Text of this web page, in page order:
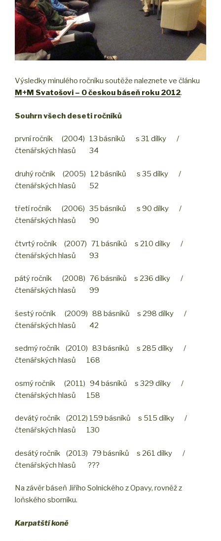
Výsledky minulého ročníku soutěže naleznete ve článku
M+M Svatošovi – O českou báseň roku 2012.
Souhrn všech deseti ročníků
první ročník (2004) 13 básníků s 31 dílky /
čtenářských hlasů 34
druhý ročník (2005) 12 básníků s 35 dílky /
čtenářských hlasů 52
třetí ročník (2006) 35 básníků s 90 dílky /
čtenářských hlasů 90
čtvrtý ročník (2007) 71 básníků s 210 dílky /
čtenářských hlasů 93
pátý ročník (2008) 76 básníků s 236 dílky /
čtenářských hlasů 99
šestý ročník (2009) 88 básníků s 298 dílky /
čtenářských hlasů 42
sedmý ročník (2010) 83 básníků s 285 dílky /
čtenářských hlasů 168
osmý ročník (2011) 94 básníků s 329 dílky /
čtenářských hlasů 158
devátý ročník (2012) 159 básníků s 515 dílky /
čtenářských hlasů 130
desátý ročník (2013) 79 básníků s 261 dílky /
čtenářských hlasů ???
Na závěr báseň Jiřího Solnického z Opavy, rovněž z
loňského sborníku.
Karpatští koně